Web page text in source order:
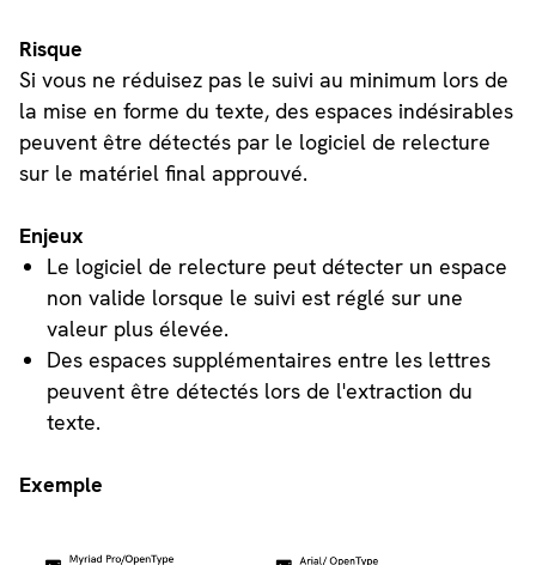
Risque
Si vous ne réduisez pas le suivi au minimum lors de
la mise en forme du texte, des espaces indésirables
peuvent être détectés par le logiciel de relecture
sur le matériel final approuvé.
Enjeux
Le logiciel de relecture peut détecter un espace
non valide lorsque le suivi est réglé sur une
valeur plus élevée.
Des espaces supplémentaires entre les lettres
peuvent être détectés lors de l'extraction du
texte.
Exemple